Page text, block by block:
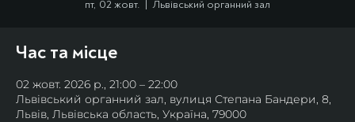
пт, 02 жовт.
  |
Львівський органний зал
Час та місце
02 жовт. 2026 р., 21:00 – 22:00
Львівський органний зал, вулиця Степана Бандери, 8,
Львів, Львівська область, Україна, 79000